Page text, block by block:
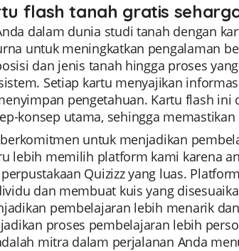
flash tanah gratis
dalam dunia studi tanah dengan
untuk meningkatkan pengalaman
dan jenis tanah hingga proses
Setiap kartu menyajikan
pengetahuan. Kartu flash
konsep utama, sehingga
untuk menjadikan
lebih memilih platform kami karena
Quizizz yang luas.
dan membuat kuis yang
pembelajaran lebih menarik
proses pembelajaran lebih
mitra dalam perjalanan Anda